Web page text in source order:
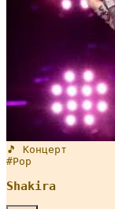
🎵 Концерт
#Pop
Shakira